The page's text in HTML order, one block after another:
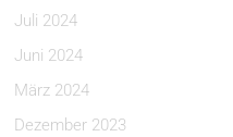
Juli 2024
Juni 2024
März 2024
Dezember 2023